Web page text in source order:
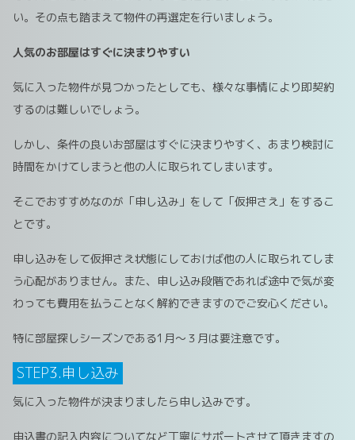
い。その点も踏まえて物件の再選定を行いましょう。
人気のお部屋はすぐに決まりやすい
気に入った物件が見つかったとしても、様々な事情により即契約
するのは難しいでしょう。
しかし、条件の良いお部屋はすぐに決まりやすく、あまり検討に
時間をかけてしまうと他の人に取られてしまいます。
そこでおすすめなのが「申し込み」をして「仮押さえ」をするこ
とです。
申し込みをして仮押さえ状態にしておけば他の人に取られてしま
う心配がありません。また、申し込み段階であれば途中で気が変
わっても費用を払うことなく解約できますのでご安心ください。
特に部屋探しシーズンである1月～３月は要注意です。
STEP3.申し込み
気に入った物件が決まりましたら申し込みです。
申込書の記入内容についてなど丁寧にサポートさせて頂きますの